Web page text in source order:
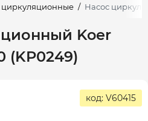
циркуляционные Насос
Koer
(KP0249)
код: V60415